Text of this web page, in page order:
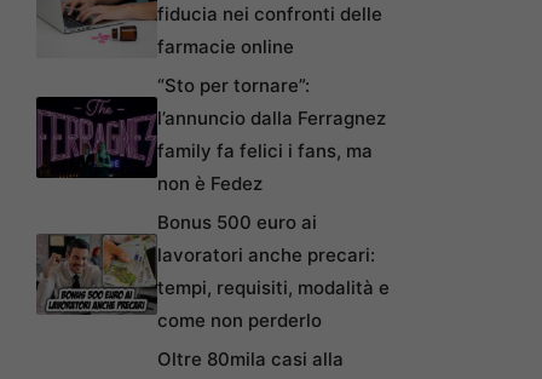
fiducia nei confronti delle
farmacie online
“Sto per tornare”:
l’annuncio dalla Ferragnez
family fa felici i fans, ma
non è Fedez
Bonus 500 euro ai
lavoratori anche precari:
tempi, requisiti, modalità e
come non perderlo
Oltre 80mila casi alla